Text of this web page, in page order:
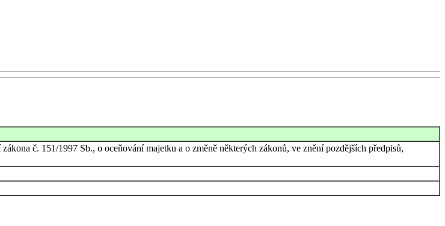
č. 151/1997 Sb., o oceňování majetku a o změně některých zákonů, ve znění pozdějších předpisů,